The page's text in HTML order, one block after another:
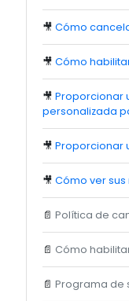
🎥 Cómo
🎥 Cómo
🎥 Proporcionar
personalizada
🎥 Proporcionar
🎥 Cómo ver
📄 Política de
📄 Cómo
📄 Programa de